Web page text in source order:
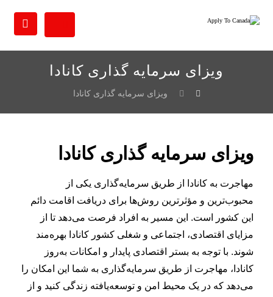
ویزای سرمایه گذاری کانادا
ویزای سرمایه گذاری کانادا
ویزای سرمایه گذاری کانادا
مهاجرت به کانادا از طریق سرمایه‌گذاری یکی از
محبوب‌ترین و مؤثرترین روش‌ها برای دریافت اقامت دائم
این کشور است. این مسیر به افراد فرصت می‌دهد تا از
مزایای اقتصادی، اجتماعی و شغلی کشور کانادا بهره‌مند
شوند. با توجه به بستر اقتصادی پایدار و امکانات به‌روز
کانادا، مهاجرت از طریق سرمایه‌گذاری به شما این امکان را
می‌دهد که در یک محیط امن و توسعه‌یافته زندگی کنید و از